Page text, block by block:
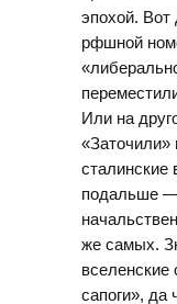
эпохой. Вот
рфшной
Или на
«Заточили»
сталинские
подальше —
же самых.
вселенские
сапоги», да